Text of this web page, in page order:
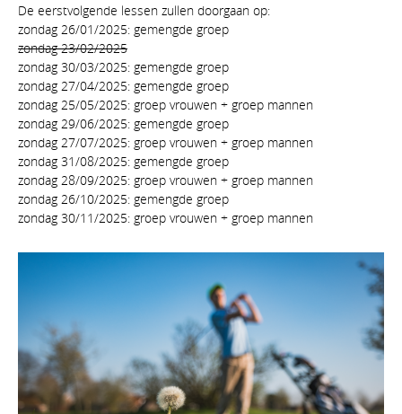
De eerstvolgende lessen zullen doorgaan op:
zondag 26/01/2025: gemengde groep
zondag 23/02/2025
zondag 30/03/2025: gemengde groep
zondag 27/04/2025: gemengde groep
zondag 25/05/2025: groep vrouwen + groep mannen
zondag 29/06/2025: gemengde groep
zondag 27/07/2025: groep vrouwen + groep mannen
zondag 31/08/2025: gemengde groep
zondag 28/09/2025: groep vrouwen + groep mannen
zondag 26/10/2025: gemengde groep
zondag 30/11/2025: groep vrouwen + groep mannen